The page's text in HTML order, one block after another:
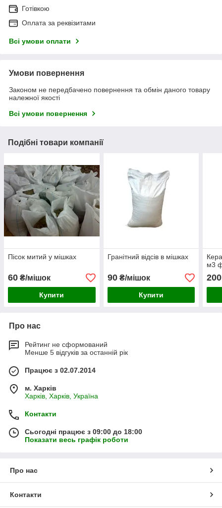
Готівкою
Оплата за реквізитами
Всі умови оплати
Умови повернення
Законом не передбачено повернення та обмін даного товару
належної якості
Всі умови повернення
Подібні товари компанії
Пісок митий у мішках
60 ₴/мішок
Купити
Гранітний відсів в мішках
90₴/мішок
Купити
м3
200
Про нас
Рейтинг не сформований
Менше 5 відгуків за останній рік
Працює з 02.07.2014
м. Харків
Харків, Харків, Україна
Контакти
Сьогодні працює з 09:00 до 18:00
Показати весь графік роботи
Про нас
Контакти